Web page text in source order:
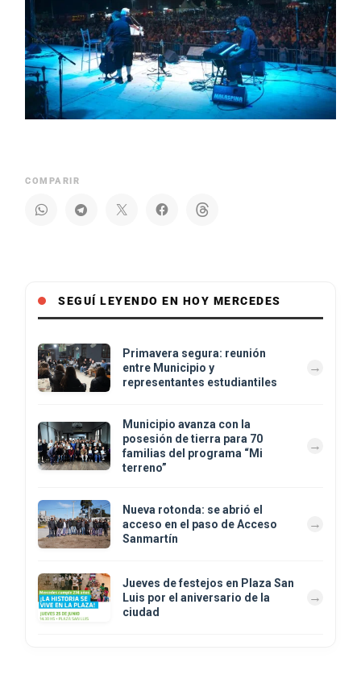
COMPARIR
SEGUÍ LEYENDO EN HOY MERCEDES
Primavera segura: reunión
entre Municipio y
representantes estudiantiles
Municipio avanza con la
posesión de tierra para 70
familias del programa “Mi
terreno”
Nueva rotonda: se abrió el
acceso en el paso de Acceso
Sanmartín
Jueves de festejos en Plaza San
Luis por el aniversario de la
ciudad